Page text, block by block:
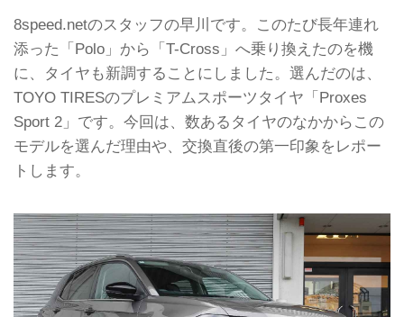
8speed.netのスタッフの早川です。このたび長年連れ
添った「Polo」から「T-Cross」へ乗り換えたのを機
に、タイヤも新調することにしました。選んだのは、
TOYO TIRESのプレミアムスポーツタイヤ「Proxes
Sport 2」です。今回は、数あるタイヤのなかからこの
モデルを選んだ理由や、交換直後の第一印象をレポー
トします。